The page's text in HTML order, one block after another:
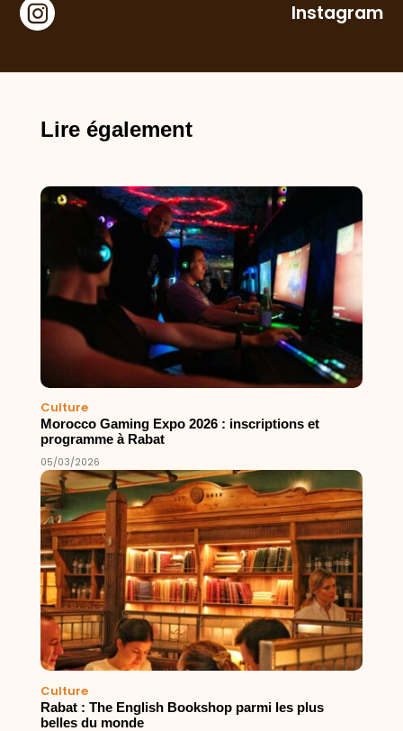
Instagram
Lire également
Culture
Morocco Gaming Expo 2026 : inscriptions et
programme à Rabat
05/03/2026
Culture
Rabat : The English Bookshop parmi les plus
belles du monde